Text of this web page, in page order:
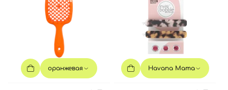
оранжевая Havana Mama
Вход Регистрация
Номер телефона